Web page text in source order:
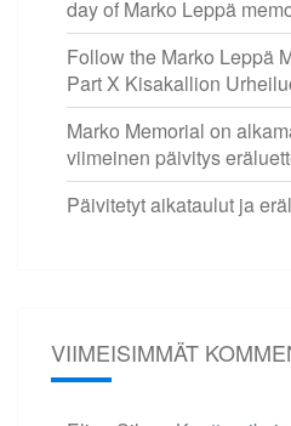
day of Marko Leppä
Follow the Marko Leppä
Part X Kisakallion
Marko Memorial on
viimeinen päivitys
Päivitetyt aikataulut ja
VIIMEISIMMÄT